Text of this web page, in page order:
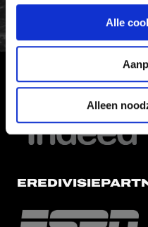
Alle
Alleen
HOOFDSPONSOR